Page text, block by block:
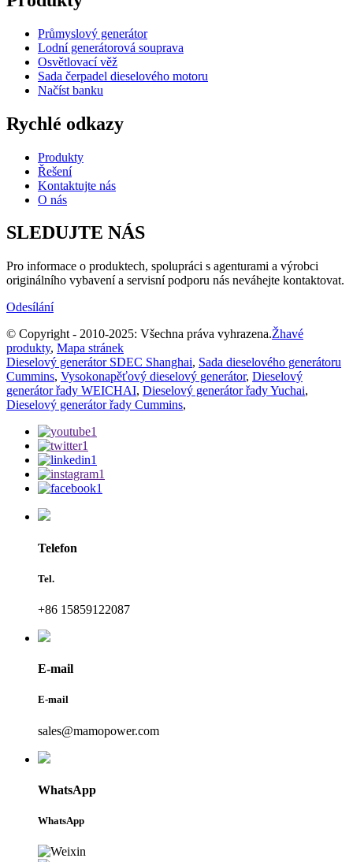
Průmyslový generátor
Lodní generátorová souprava
Osvětlovací věž
Sada čerpadel dieselového motoru
Načíst banku
Rychlé odkazy
Produkty
Řešení
Kontaktujte nás
O nás
SLEDUJTE NÁS
Pro informace o produktech, spolupráci s agenturami a výrobci
originálního vybavení a servisní podporu nás neváhejte kontaktovat.
Odesílání
© Copyright - 2010-2025: Všechna práva vyhrazena.Žhavé
produkty, Mapa stránek
Dieselový generátor SDEC Shanghai, Sada dieselového generátoru
Cummins, Vysokonapěťový dieselový generátor, Dieselový
generátor řady WEICHAI, Dieselový generátor řady Yuchai,
Dieselový generátor řady Cummins,
Telefon
Tel.
+86 15859122087
E-mail
E-mail
sales@mamopower.com
WhatsApp
WhatsApp